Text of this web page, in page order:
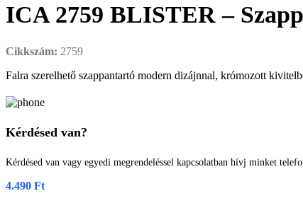
ICA 2759 BLISTER –
Cikkszám: 2759
Falra szerelhető szappantartó modern dizájnnal, krómozott
Kérdésed van?
Kérdésed van vagy egyedi megrendeléssel kapcsolatban hívj minket
4.490 Ft